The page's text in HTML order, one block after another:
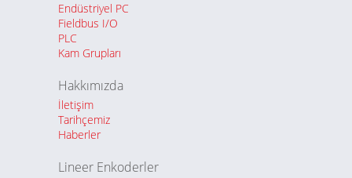
Endüstriyel PC
Fieldbus I/O
PLC
Kam Grupları
Hakkımızda
İletişim
Tarihçemiz
Haberler
Lineer Enkoderler